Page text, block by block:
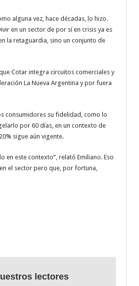
alguna vez, hace décadas, lo hizo.
en un sector de por sí en crisis ya es
la retaguardia, sino un conjunto de
Cotar integra circuitos comerciales y
La Nueva Argentina y por fuera
consumidores su fidelidad, como lo
por 60 días, en un contexto de
sigue aún vigente.
en este contexto”, relató Emiliano. Eso
el sector pero que, por fortuna,
lectores